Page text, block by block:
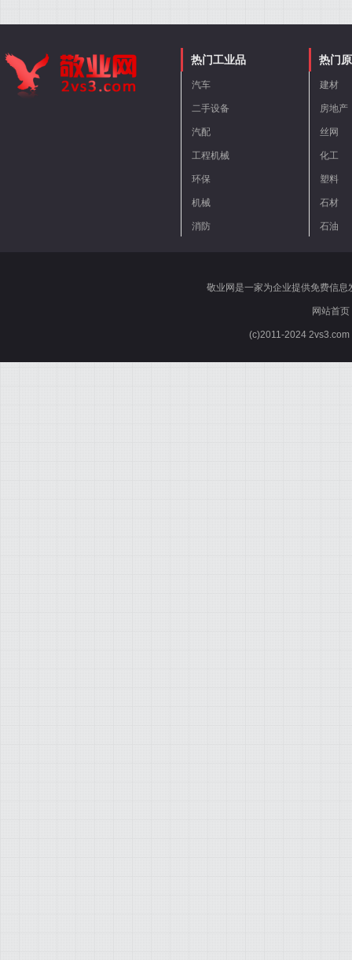
热门工业品
汽车
二手设备
汽配
工程机械
环保
机械
消防
热门
建材
房地产
丝网
化工
塑料
石材
石油
敬业网是一家为企业提供免费信
网站首页
(c)2011-2024